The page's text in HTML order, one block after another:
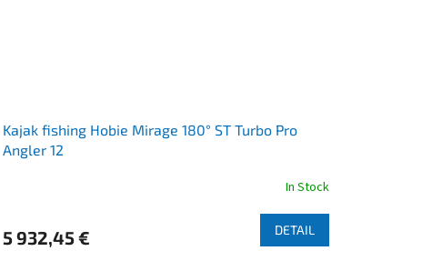
Kajak fishing Hobie Mirage 180° ST Turbo Pro
Angler 12
rating
In Stock
5 932,45 € DETAIL